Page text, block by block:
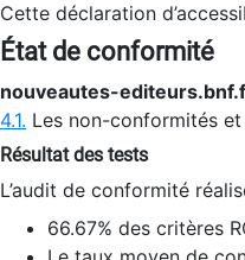
Cette déclaration
État de conformité
nouveautes-
4.1. Les non-conformités
Résultat des tests
L’audit de conformité
66.67% des critères